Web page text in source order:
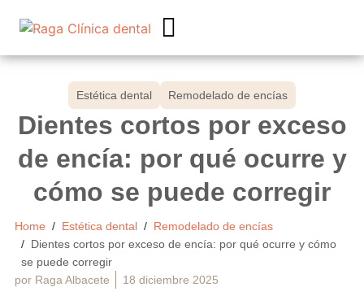
Estética dental Remodelado de encías
Dientes cortos por exceso
de encía: por qué ocurre y
cómo se puede corregir
Home Estética dental
Remodelado de encías
Dientes cortos por exceso de encía: por qué ocurre y cómo
se puede corregir
por Raga Albacete 18 diciembre 2025